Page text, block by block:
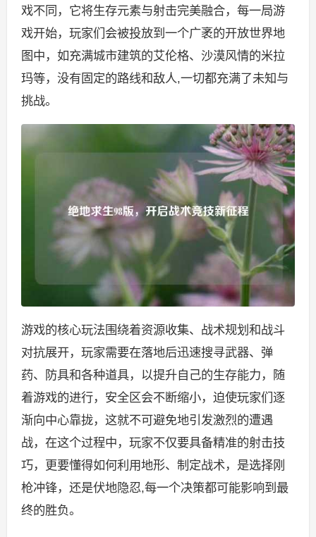
戏不同，它将生存元素与射击完美融合，每一局游
戏开始，玩家们会被投放到一个广袤的开放世界地
图中，如充满城市建筑的艾伦格、沙漠风情的米拉
玛等，没有固定的路线和敌人,一切都充满了未知与
挑战。
游戏的核心玩法围绕着资源收集、战术规划和战斗
对抗展开，玩家需要在落地后迅速搜寻武器、弹
药、防具和各种道具，以提升自己的生存能力，随
着游戏的进行，安全区会不断缩小，迫使玩家们逐
渐向中心靠拢，这就不可避免地引发激烈的遭遇
战，在这个过程中，玩家不仅要具备精准的射击技
巧，更要懂得如何利用地形、制定战术，是选择刚
枪冲锋，还是伏地隐忍,每一个决策都可能影响到最
终的胜负。